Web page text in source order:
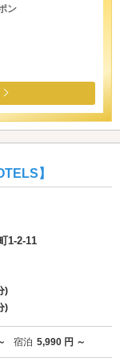
ン
】
のうち3.5
1-2-11
)
)
宿泊 5,990 円 ～